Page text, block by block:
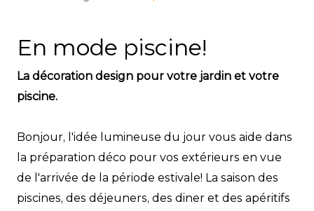
En mode piscine!
La décoration design pour votre jardin et votre
piscine.
Bonjour, l'idée lumineuse du jour vous aide dans
la préparation déco pour vos extérieurs en vue
de l'arrivée de la période estivale! La saison des
piscines, des déjeuners, des diner et des apéritifs